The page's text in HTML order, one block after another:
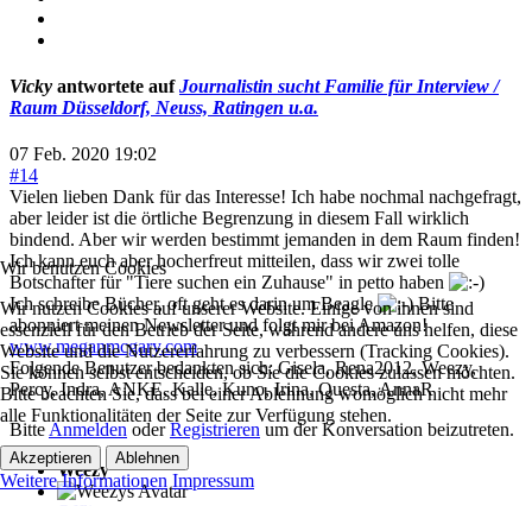
Vicky antwortete aufJournalistin sucht Familie für Interview /
Raum Düsseldorf, Neuss, Ratingen u.a.
07 Feb. 2020 19:02
#14
Vielen lieben Dank für das Interesse! Ich habe nochmal nachgefragt,
aber leider ist die örtliche Begrenzung in diesem Fall wirklich
bindend. Aber wir werden bestimmt jemanden in dem Raum finden!
Ich kann euch aber hocherfreut mitteilen, dass wir zwei tolle
Botschafter für "Tiere suchen ein Zuhause" in petto haben
Ich schreibe Bücher, oft geht es darin um Beagle
Bitte
abonniert meinen Newsletter und folgt mir bei Amazon!
www.meganmcgary.com
Folgende Benutzer bedankten sich:Gisela,Rena2012,Weezy,
Percy,Indra,ANKE,Kalle,Kuno,Irina,Questa,AnnaR
BitteAnmelden oderRegistrieren um der Konversation beizutreten.
Weezy
Wir benutzen Cookies
Wir nutzen Cookies auf unserer Website. Einige von ihnen sind
essenziell für den Betrieb der Seite, während andere uns helfen, diese
Website und die Nutzererfahrung zu verbessern (Tracking Cookies).
Sie können selbst entscheiden, ob Sie die Cookies zulassen möchten.
Bitte beachten Sie, dass bei einer Ablehnung womöglich nicht mehr
alle Funktionalitäten der Seite zur Verfügung stehen.
Akzeptieren Ablehnen
Weitere Informationen Impressum